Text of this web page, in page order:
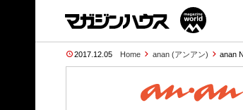
2017.12.05 Home anan (アンアン) anan